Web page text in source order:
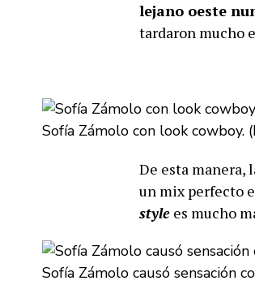
lejano oeste
tardaron mucho
Sofía Zámolo con look cowboy.
De esta manera,
un mix perfecto
style es mucho
Sofía Zámolo causó sensación